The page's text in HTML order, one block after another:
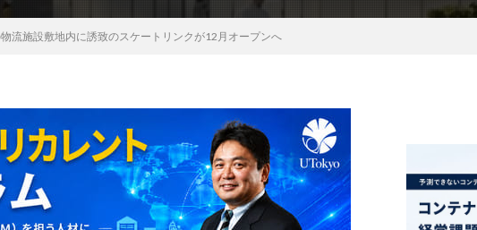
流施設敷地内に誘致のスケートリンクが12月オープンへ